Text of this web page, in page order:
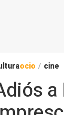
ocio / cine
a